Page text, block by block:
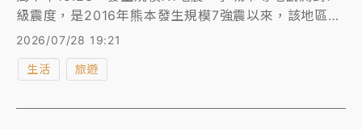
級震度，是2016年熊本發生規模7強震以來，該地區再
次發生大地震。據了解，目前有超過1800名台灣旅客
團體受到地震影響。Klook則回應，針對受此次地震影
理退款；非指定日期的訂單，亦可依商品規範申請延期
2026/07/28 19:21
生活 旅遊